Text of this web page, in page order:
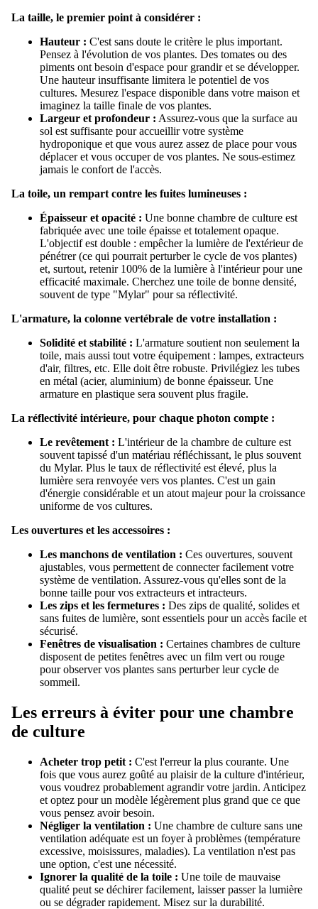
La taille, le premier point à considérer :
Hauteur : C'est sans doute le critère le plus important.
Pensez à l'évolution de vos plantes. Des tomates ou des
piments ont besoin d'espace pour grandir et se développer.
Une hauteur insuffisante limitera le potentiel de vos
cultures. Mesurez l'espace disponible dans votre maison et
imaginez la taille finale de vos plantes.
Largeur et profondeur : Assurez-vous que la surface au
sol est suffisante pour accueillir votre système
hydroponique et que vous aurez assez de place pour vous
déplacer et vous occuper de vos plantes. Ne sous-estimez
jamais le confort de l'accès.
La toile, un rempart contre les fuites lumineuses :
Épaisseur et opacité : Une bonne chambre de culture est
fabriquée avec une toile épaisse et totalement opaque.
L'objectif est double : empêcher la lumière de l'extérieur de
pénétrer (ce qui pourrait perturber le cycle de vos plantes)
et, surtout, retenir 100% de la lumière à l'intérieur pour une
efficacité maximale. Cherchez une toile de bonne densité,
souvent de type "Mylar" pour sa réflectivité.
L'armature, la colonne vertébrale de votre installation :
Solidité et stabilité : L'armature soutient non seulement la
toile, mais aussi tout votre équipement : lampes, extracteurs
d'air, filtres, etc. Elle doit être robuste. Privilégiez les tubes
en métal (acier, aluminium) de bonne épaisseur. Une
armature en plastique sera souvent plus fragile.
La réflectivité intérieure, pour chaque photon compte :
Le revêtement : L'intérieur de la chambre de culture est
souvent tapissé d'un matériau réfléchissant, le plus souvent
du Mylar. Plus le taux de réflectivité est élevé, plus la
lumière sera renvoyée vers vos plantes. C'est un gain
d'énergie considérable et un atout majeur pour la croissance
uniforme de vos cultures.
Les ouvertures et les accessoires :
Les manchons de ventilation : Ces ouvertures, souvent
ajustables, vous permettent de connecter facilement votre
système de ventilation. Assurez-vous qu'elles sont de la
bonne taille pour vos extracteurs et intracteurs.
Les zips et les fermetures : Des zips de qualité, solides et
sans fuites de lumière, sont essentiels pour un accès facile et
sécurisé.
Fenêtres de visualisation : Certaines chambres de culture
disposent de petites fenêtres avec un film vert ou rouge
pour observer vos plantes sans perturber leur cycle de
sommeil.
Les erreurs à éviter pour une chambre
de culture
Acheter trop petit : C'est l'erreur la plus courante. Une
fois que vous aurez goûté au plaisir de la culture d'intérieur,
vous voudrez probablement agrandir votre jardin. Anticipez
et optez pour un modèle légèrement plus grand que ce que
vous pensez avoir besoin.
Négliger la ventilation : Une chambre de culture sans une
ventilation adéquate est un foyer à problèmes (température
excessive, moisissures, maladies). La ventilation n'est pas
une option, c'est une nécessité.
Ignorer la qualité de la toile : Une toile de mauvaise
qualité peut se déchirer facilement, laisser passer la lumière
ou se dégrader rapidement. Misez sur la durabilité.